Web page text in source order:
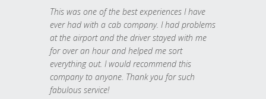
This was one of the best experiences I have
ever had with a cab company. I had problems
at the airport and the driver stayed with me
for over an hour and helped me sort
everything out. I would recommend this
company to anyone. Thank you for such
fabulous service!